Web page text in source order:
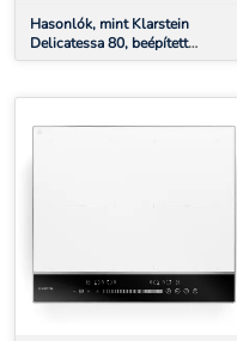
Hasonlók, mint Klarstein
Delicatessa 80, beépített
indukciós főzőlap, 3 zóna, 6000